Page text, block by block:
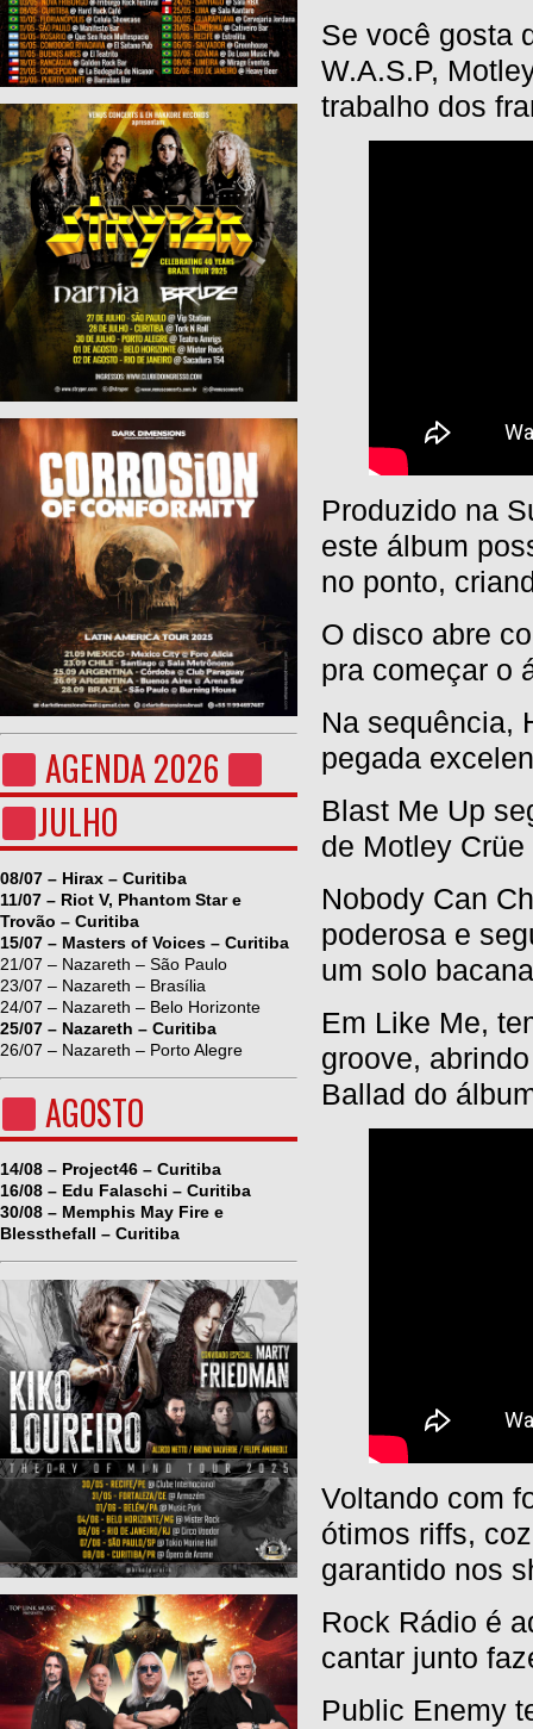
AGENDA 2026
JULHO
08/07 – Hirax – Curitiba
11/07 – Riot V, Phantom Star e
Trovão – Curitiba
15/07 – Masters of Voices – Curitiba
21/07 – Nazareth – São Paulo
23/07 – Nazareth – Brasília
24/07 – Nazareth – Belo Horizonte
25/07 – Nazareth – Curitiba
26/07 – Nazareth – Porto Alegre
AGOSTO
14/08 – Project46 – Curitiba
16/08 – Edu Falaschi – Curitiba
30/08 – Memphis May Fire e
Blessthefall – Curitiba
Se você gosta
W.A.S.P,
trabalho dos
Produzido na
este álbum
no ponto,
O disco abre
pra começar o
Na sequência,
pegada
Blast Me Up
de Motley
Nobody Can
poderosa e
um solo
Em Like Me,
groove,
Ballad do
Voltando com
ótimos riffs,
garantido nos
Rock Rádio é
cantar junto
Public Enemy